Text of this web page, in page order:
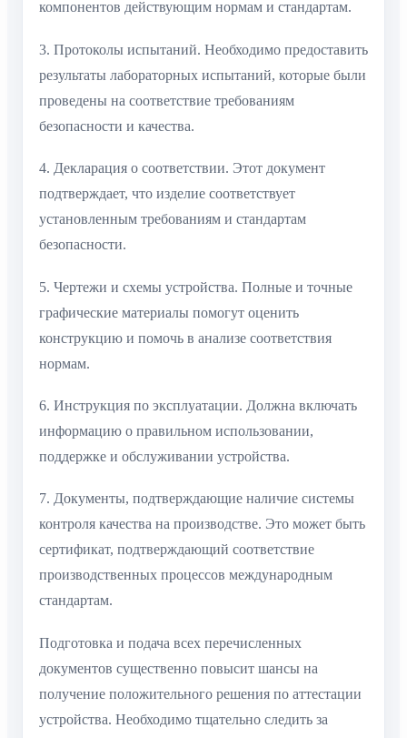
компонентов действующим нормам и стандартам.
3. Протоколы испытаний. Необходимо предоставить
результаты лабораторных испытаний, которые были
проведены на соответствие требованиям
безопасности и качества.
4. Декларация о соответствии. Этот документ
подтверждает, что изделие соответствует
установленным требованиям и стандартам
безопасности.
5. Чертежи и схемы устройства. Полные и точные
графические материалы помогут оценить
конструкцию и помочь в анализе соответствия
нормам.
6. Инструкция по эксплуатации. Должна включать
информацию о правильном использовании,
поддержке и обслуживании устройства.
7. Документы, подтверждающие наличие системы
контроля качества на производстве. Это может быть
сертификат, подтверждающий соответствие
производственных процессов международным
стандартам.
Подготовка и подача всех перечисленных
документов существенно повысит шансы на
получение положительного решения по аттестации
устройства. Необходимо тщательно следить за